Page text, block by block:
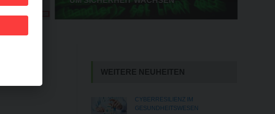
WEITERE NEUHEITEN
CYBERRESILIENZ IM
GESUNDHEITSWESEN